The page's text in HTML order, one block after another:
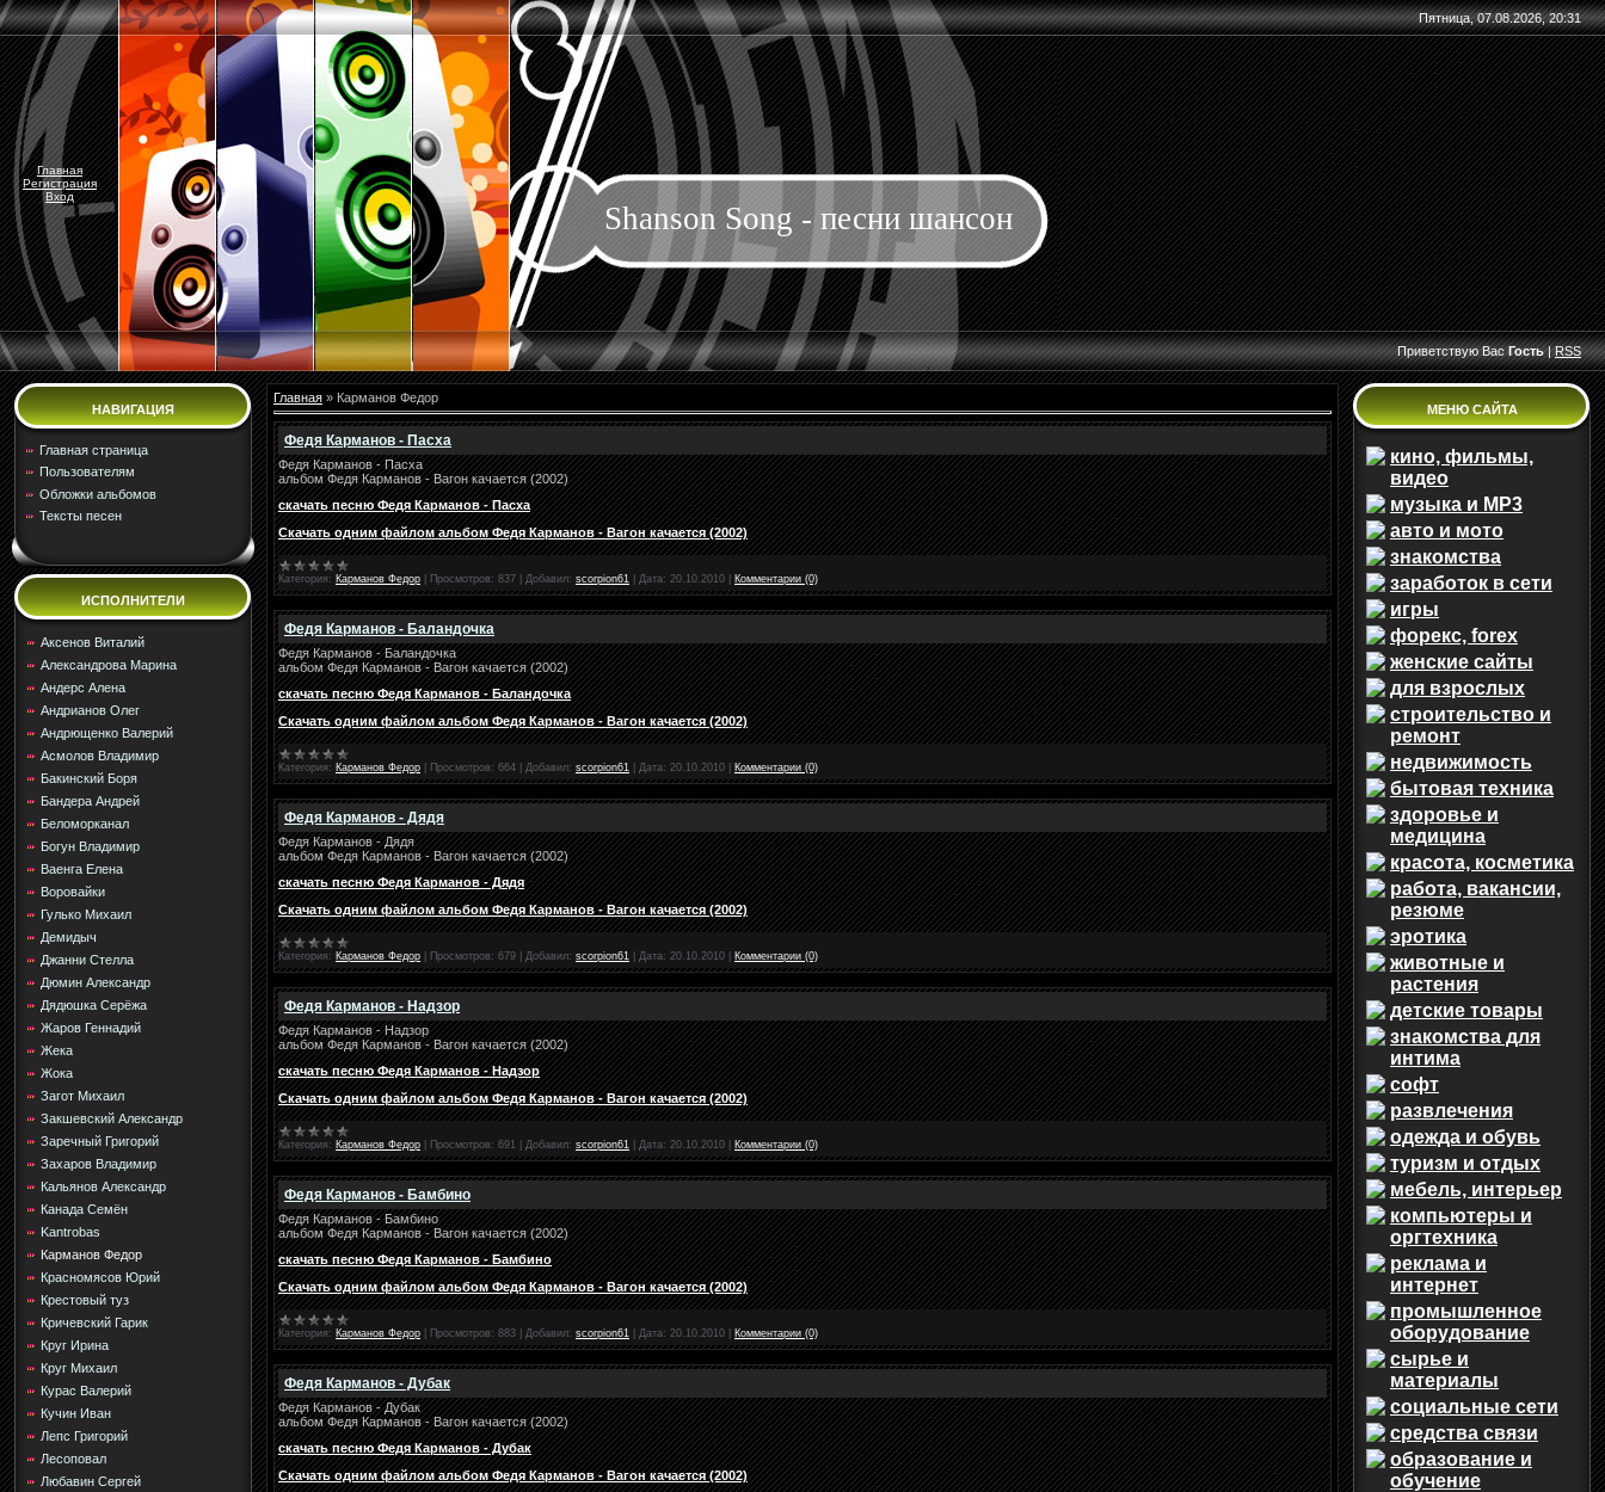
Пятница, 07.08.2026, 20:31
Главная
Регистрация
Вход
Shanson Song - песни шансон
Приветствую Вас Гость|RSS
НАВИГАЦИЯ
Главная страница
Пользователям
Обложки альбомов
Тексты песен
ИСПОЛНИТЕЛИ
Аксенов Виталий
Александрова Марина
Андерс Алена
Андрианов Олег
Андрющенко Валерий
Асмолов Владимир
Бакинский Боря
Бандера Андрей
Беломорканал
Богун Владимир
Ваенга Елена
Воровайки
Гулько Михаил
Демидыч
Джанни Стелла
Дюмин Александр
Дядюшка Серёжа
Жаров Геннадий
Жека
Жока
Загот Михаил
Закшевский Александр
Заречный Григорий
Захаров Владимир
Кальянов Александр
Канада Семён
Kantrobas
Карманов Федор
Красномясов Юрий
Крестовый туз
Кричевский Гарик
Круг Ирина
Круг Михаил
Курас Валерий
Кучин Иван
Лепс Григорий
Лесоповал
Любавин Сергей
Главная » Карманов Федор
Федя Карманов - Пасха
Федя Карманов - Пасха
альбом Федя Карманов - Вагон качается (2002)
скачать песню Федя Карманов - Пасха
Скачать одним файлом альбом Федя Карманов - Вагон качается (2002)
Категория: Карманов Федор Просмотров: 837 Добавил: scorpion61 Дата: 20.10.2010 Комментарии (0)
Федя Карманов - Баландочка
Федя Карманов - Баландочка
альбом Федя Карманов - Вагон качается (2002)
скачать песню Федя Карманов - Баландочка
Скачать одним файлом альбом Федя Карманов - Вагон качается (2002)
Категория: Карманов Федор Просмотров: 664 Добавил: scorpion61 Дата: 20.10.2010 Комментарии (0)
Федя Карманов - Дядя
Федя Карманов - Дядя
альбом Федя Карманов - Вагон качается (2002)
скачать песню Федя Карманов - Дядя
Скачать одним файлом альбом Федя Карманов - Вагон качается (2002)
Категория: Карманов Федор Просмотров: 679 Добавил: scorpion61 Дата: 20.10.2010 Комментарии (0)
Федя Карманов - Надзор
Федя Карманов - Надзор
альбом Федя Карманов - Вагон качается (2002)
скачать песню Федя Карманов - Надзор
Скачать одним файлом альбом Федя Карманов - Вагон качается (2002)
Категория: Карманов Федор Просмотров: 691 Добавил: scorpion61 Дата: 20.10.2010 Комментарии (0)
Федя Карманов - Бамбино
Федя Карманов - Бамбино
альбом Федя Карманов - Вагон качается (2002)
скачать песню Федя Карманов - Бамбино
Скачать одним файлом альбом Федя Карманов - Вагон качается (2002)
Категория: Карманов Федор Просмотров: 883 Добавил: scorpion61 Дата: 20.10.2010 Комментарии (0)
Федя Карманов - Дубак
Федя Карманов - Дубак
альбом Федя Карманов - Вагон качается (2002)
скачать песню Федя Карманов - Дубак
Скачать одним файлом альбом Федя Карманов - Вагон качается (2002)
МЕНЮ САЙТА
кино, фильмы,
видео
музыка и MP3
авто и мото
знакомства
заработок в сети
игры
форекс, forex
женские сайты
для взрослых
строительство и
ремонт
недвижимость
бытовая техника
здоровье и
медицина
красота, косметика
работа, вакансии,
резюме
эротика
животные и
растения
детские товары
знакомства для
интима
софт
развлечения
одежда и обувь
туризм и отдых
мебель, интерьер
компьютеры и
оргтехника
реклама и
интернет
промышленное
оборудование
сырье и
материалы
социальные сети
средства связи
образование и
обучение